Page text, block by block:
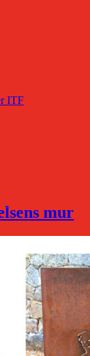
ITF
mur